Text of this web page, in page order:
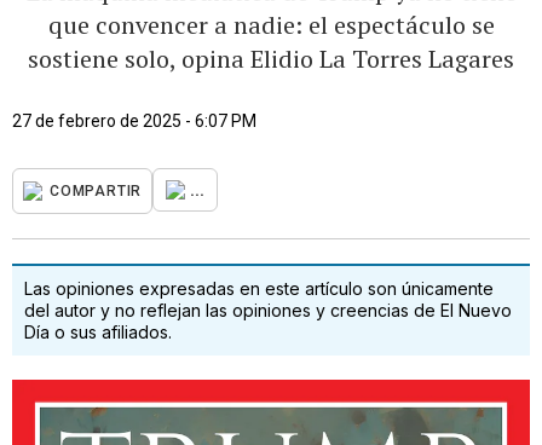
que convencer a nadie: el espectáculo se
sostiene solo, opina Elidio La Torres Lagares
27 de febrero de 2025 - 6:07 PM
COMPARTIR ...
Las opiniones expresadas en este artículo son únicamente
del autor y no reflejan las opiniones y creencias de El Nuevo
Día o sus afiliados.